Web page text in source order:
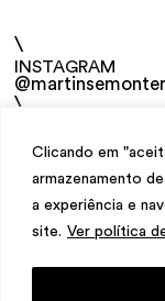
Clicando em
armazenamento
a experiência e
site. Ver política
\
INSTAGRAM
\